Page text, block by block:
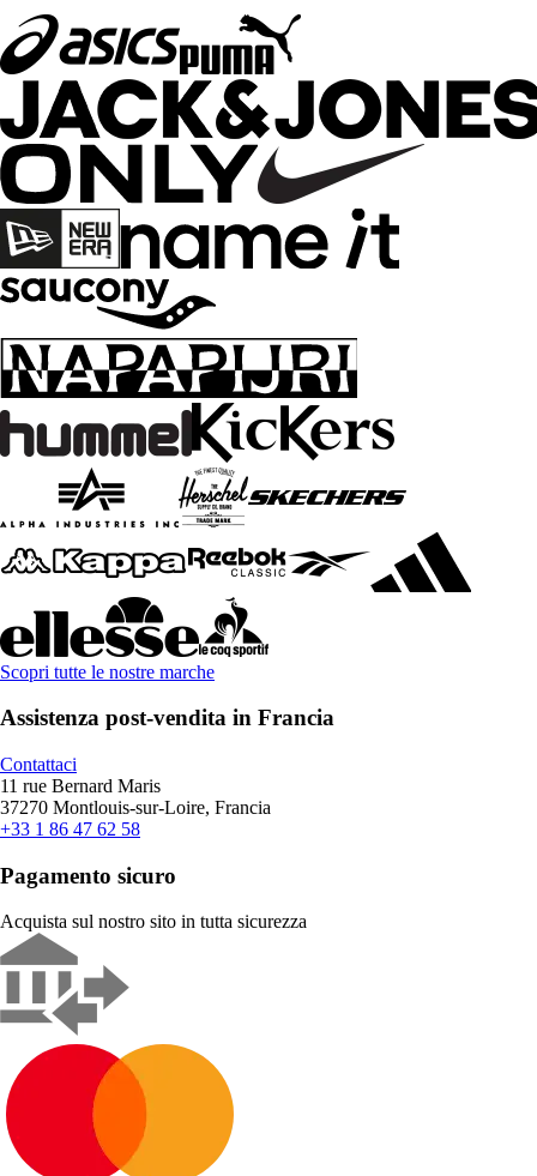
Scopri tutte le nostre marche
Assistenza post-vendita in Francia
Contattaci
11 rue Bernard Maris
37270 Montlouis-sur-Loire, Francia
+33 1 86 47 62 58
Pagamento sicuro
Acquista sul nostro sito in tutta sicurezza